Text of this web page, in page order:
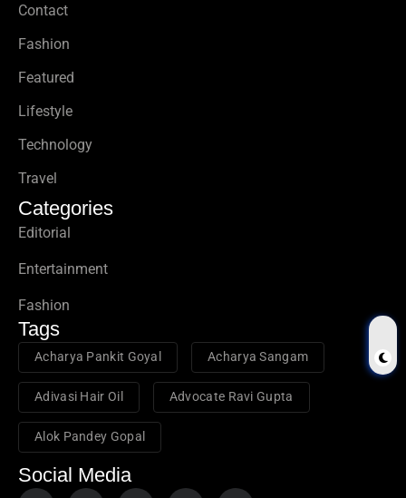
Contact
Fashion
Featured
Lifestyle
Technology
Travel
Categories
Editorial
Entertainment
Fashion
Tags
Acharya Pankit Goyal Acharya Sangam
Adivasi Hair Oil Advocate Ravi Gupta
Alok Pandey Gopal
Social Media